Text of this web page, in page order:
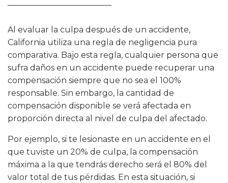
Al evaluar la culpa después de un accidente,
California utiliza una regla de negligencia pura
comparativa. Bajo esta regla, cualquier persona que
sufra daños en un accidente puede recuperar una
compensación siempre que no sea el 100%
responsable. Sin embargo, la cantidad de
compensación disponible se verá afectada en
proporción directa al nivel de culpa del afectado.
Por ejemplo, si te lesionaste en un accidente en el
que tuviste un 20% de culpa, la compensación
máxima a la que tendrás derecho será el 80% del
valor total de tus pérdidas. En esta situación, si